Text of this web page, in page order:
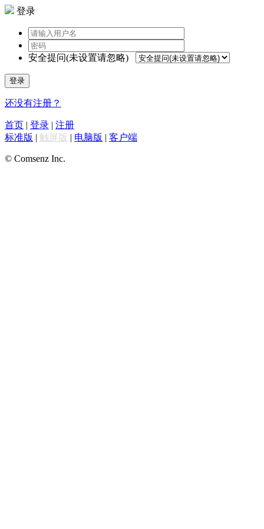
登录
安全提问(未设置请忽略)
登录
还没有注册？
首页 | 登录 | 注册
标准版 | 触屏版 | 电脑版 | 客户端
© Comsenz Inc.